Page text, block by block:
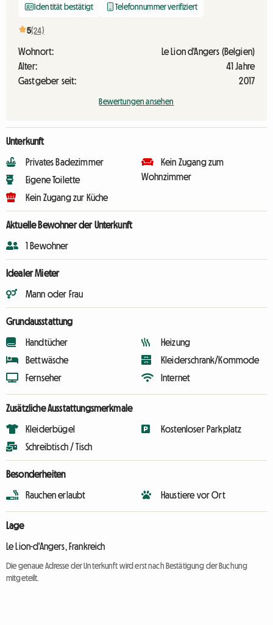
Identität bestätigt Telefonnummer verifiziert
5(24)
Wohnort:
Le Lion d'Angers (Belgien)
Alter:
41 Jahre
Gastgeber seit:
2017
Bewertungen ansehen
Unterkunft
Privates Badezimmer
Eigene Toilette
Kein Zugang zur Küche
Kein Zugang zum
Wohnzimmer
Aktuelle Bewohner der Unterkunft
1 Bewohner
Idealer Mieter
Mann oder Frau
Grundausstattung
Handtücher
Bettwäsche
Fernseher
Heizung
Kleiderschrank/Kommode
Internet
Zusätzliche Ausstattungsmerkmale
Kleiderbügel
Schreibtisch / Tisch
Kostenloser Parkplatz
Besonderheiten
Rauchen erlaubt Haustiere vor Ort
Lage
Le Lion-d'Angers, Frankreich
Die genaue Adresse der Unterkunft wird erst nach Bestätigung der Buchung
mitgeteilt.